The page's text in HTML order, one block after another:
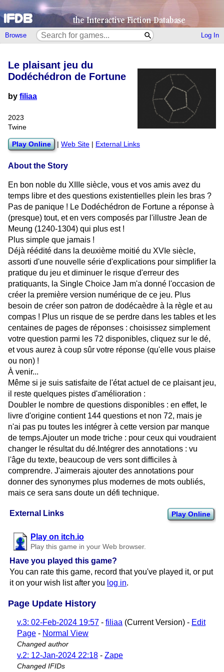
Browse Log In
External Links Play Online
Play on itch.io
Play this game in your Web browser.
Have you played this game?
You can rate this game, record that you've played it, or put
it on your wish list after you log in.
Le plaisant jeu du
Dodéchédron de Fortune
by filiaa
2023
Twine
Play Online Web Site External Links
About the Story
En bon noble du XIIIe siècle, vous et vos amis avez du
temps libre et des questions existentielles plein les bras ?
Pas de panique ! Le Dodéchédron de Fortune a réponse à
(presque) tout, et en vers composés par l'illustre Jean de
Meung (1240-1304) qui plus est !
Plus simple que jamais !
Déjà réédité dans la deuxième moitié du XVIe siècle,
assorti d'une nouvelle série d'explications pour simplifier la
pratique du jeu et diminuer le risque d'erreur des
pratiquants, la Single Choice Jam m'a donné l'occasion de
créer la première version numérique de ce jeu. Plus
besoin de créer son patron de dodécaèdre à la règle et au
compas ! Plus un risque de se perdre dans les tables et les
centaines de pages de réponses : choisissez simplement
votre question parmi les 72 disponibles, cliquez sur le dé,
et vous aurez à coup sûr votre réponse (qu'elle vous plaise
ou non) !
À venir...
Même si je suis satisfaite de l'état actuel de ce plaisant jeu,
il reste quelques pistes d'amélioration :
Doubler le nombre de questions disponibles : en effet, le
livre d'origine contient 144 questions et non 72, mais je
n'ai pas pu toutes les intégrer à cette version par manque
de temps.Ajouter un mode triche : pour ceux qui voudraient
changer le résultat du dé.Intégrer des annotations : vu
l'âge du texte, beaucoup de vers sont difficiles à
comprendre. J'aimerais ajouter des annotations pour
donner des synonymes plus modernes de mots oubliés,
mais ce sera sans doute un défi technique.
Page Update History
v.3: 02-Feb-2024 19:57 - filiaa (Current Version) - Edit
Page - Normal View
Changed author
v.2: 12-Jan-2024 22:18 - Zape
Changed IFIDs